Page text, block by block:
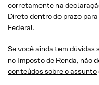
corretamente na
Direto dentro do prazo
Federal.
Se você ainda tem
no Imposto de Renda, não
conteúdos sobre o assunto